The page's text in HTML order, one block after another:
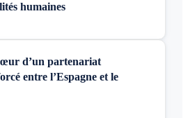
humaines
d’un partenariat
entre l’Espagne et le